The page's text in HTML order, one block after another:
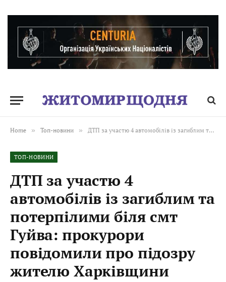
Home » Топ-новини » ДТП за участю 4 автомобілів із загиблим та потерпілими біля смт Гуйва: прокурори повідомили про підозру жителю Харківщини
ТОП-НОВИНИ
ДТП за участю 4
автомобілів із загиблим та
потерпілими біля смт
Гуйва: прокурори
повідомили про підозру
жителю Харківщини